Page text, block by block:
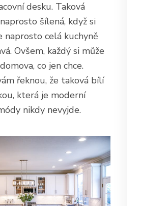
desku. Taková
šílená, když si
naprosto celá kuchyně
Ovšem, každý si může
co jen chce.
řeknou, že taková bílí
která je moderní
nikdy nevyjde.